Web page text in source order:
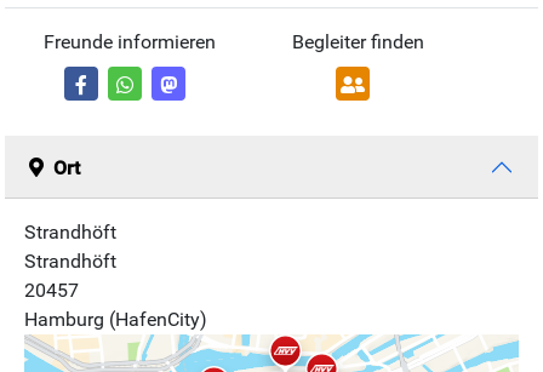
Freunde informieren Begleiter finden
Ort
Strandhöft
Strandhöft
20457
Hamburg (HafenCity)